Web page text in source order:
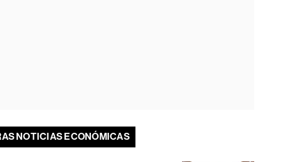
NOTICIAS ECONÓMICAS